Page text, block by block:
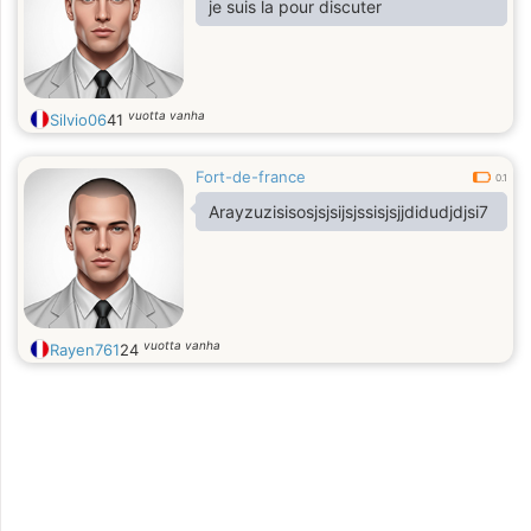
je suis la pour discuter
Silvio0641 vuotta vanha
Fort-de-france 0.1
Arayzuzisisosjsjsijsjssisjsjjdidudjdjsi7
Rayen76124 vuotta vanha